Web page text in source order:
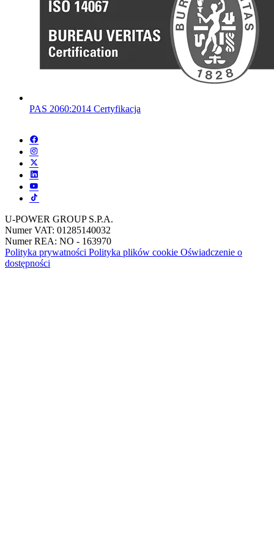
PAS 2060:2014 Certyfikacja
Polityka prywatności Polityka plików cookie Oświadczenie o
dostępności
U-POWER GROUP S.P.A.
Numer VAT: 01285140032
Numer REA: NO - 163970